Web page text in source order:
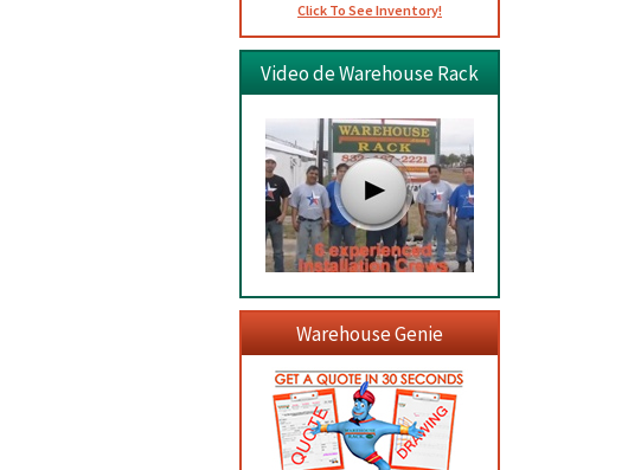
Click To See Inventory!
Video de Warehouse Rack
Warehouse Genie